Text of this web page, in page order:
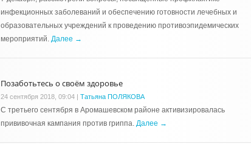
инфекционных заболеваний и обеспечению готовности лечебных и
образовательных учреждений к проведению противоэпидемических
мероприятий. Далее →
Позаботьтесь о своём здоровье
24 сентября 2018, 09:04 | Татьяна ПОЛЯКОВА
С третьего сентября в Аромашевском районе активизировалась
прививочная кампания против гриппа. Далее →